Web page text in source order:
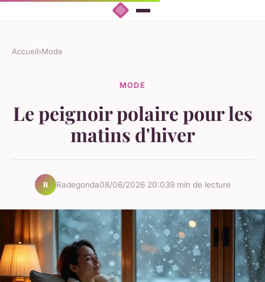
Accueil›Mode
MODE
Le peignoir polaire pour les
matins d'hiver
R Radegonda08/06/2026 20:039 min de lecture